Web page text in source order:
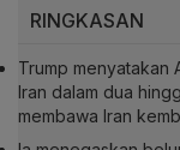
RINGKASAN
Trump menyatakan
Iran dalam dua
membawa Iran